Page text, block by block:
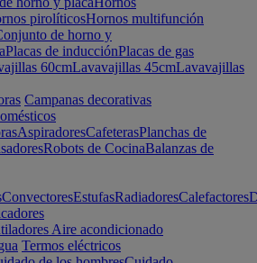
pirolíticosHornos multifunción
de horno y
Placas de inducciónPlacas de gas
60cmLavavajillas 45cmLavavajillas
Campanas decorativas
AspiradoresCafeterasPlanchas de
Robots de CocinaBalanzas de
ConvectoresEstufasRadiadoresCalefactores
Aire acondicionado
Termos eléctricos